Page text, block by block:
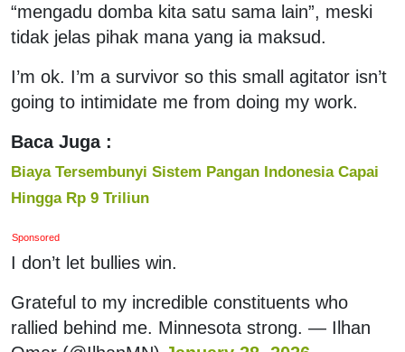
“mengadu domba kita satu sama lain”, meski
tidak jelas pihak mana yang ia maksud.
I’m ok. I’m a survivor so this small agitator isn’t
going to intimidate me from doing my work.
Baca Juga :
Biaya Tersembunyi Sistem Pangan Indonesia Capai
Hingga Rp 9 Triliun
Sponsored
I don’t let bullies win.
Grateful to my incredible constituents who
rallied behind me. Minnesota strong. — Ilhan